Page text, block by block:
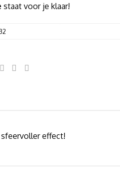
staat voor je klaar!
effect!